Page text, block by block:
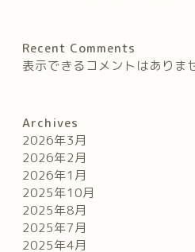
Recent Comments
表示できるコメントはありま
Archives
2026年3月
2026年2月
2026年1月
2025年10月
2025年8月
2025年7月
2025年4月